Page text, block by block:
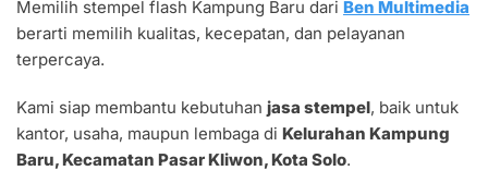
Memilih stempel flash Kampung Baru dari Ben Multimedia
berarti memilih kualitas, kecepatan, dan pelayanan
terpercaya.
Kami siap membantu kebutuhan jasa stempel, baik untuk
kantor, usaha, maupun lembaga di Kelurahan Kampung
Baru, Kecamatan Pasar Kliwon, Kota Solo.